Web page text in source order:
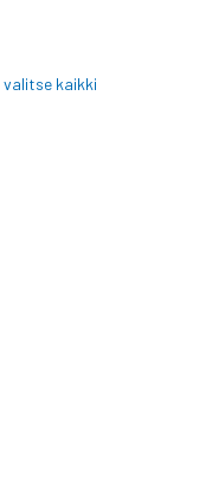
valitse kaikki